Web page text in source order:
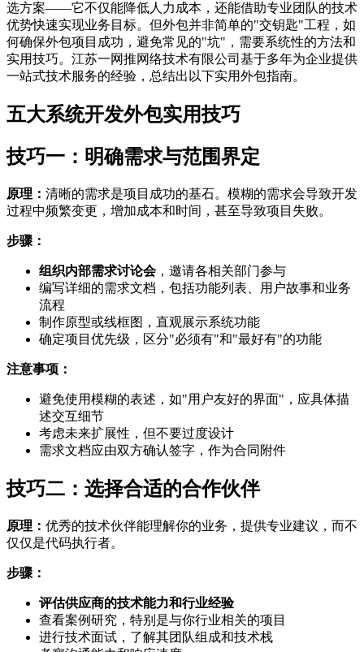
选方案——它不仅能降低人力成本，还能借助专业团队的技术
优势快速实现业务目标。但外包并非简单的"交钥匙"工程，如
何确保外包项目成功，避免常见的"坑"，需要系统性的方法和
实用技巧。江苏一网推网络技术有限公司基于多年为企业提供
一站式技术服务的经验，总结出以下实用外包指南。
五大系统开发外包实用技巧
技巧一：明确需求与范围界定
原理： 清晰的需求是项目成功的基石。模糊的需求会导致开发
过程中频繁变更，增加成本和时间，甚至导致项目失败。
步骤：
组织内部需求讨论会，邀请各相关部门参与
编写详细的需求文档，包括功能列表、用户故事和业务
流程
制作原型或线框图，直观展示系统功能
确定项目优先级，区分"必须有"和"最好有"的功能
注意事项：
避免使用模糊的表述，如"用户友好的界面"，应具体描
述交互细节
考虑未来扩展性，但不要过度设计
需求文档应由双方确认签字，作为合同附件
技巧二：选择合适的合作伙伴
原理： 优秀的技术伙伴能理解你的业务，提供专业建议，而不
仅仅是代码执行者。
步骤：
评估供应商的技术能力和行业经验
查看案例研究，特别是与你行业相关的项目
进行技术面试，了解其团队组成和技术栈